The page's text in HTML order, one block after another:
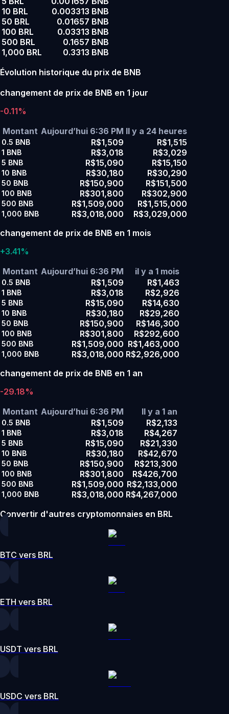
10 BRL
0.003313 BNB
50 BRL
0.01657 BNB
100 BRL
0.03313 BNB
500 BRL
0.1657 BNB
1,000 BRL
0.3313 BNB
Évolution historique du prix de BNB
changement de prix de BNB en 1 jour
-0.11%
Montant Aujourd’hui 6:36 PM Il y a 24 heures
0.5 BNB R$1,509 R$1,515
1 BNB R$3,018 R$3,029
5 BNB R$15,090 R$15,150
10 BNB R$30,180 R$30,290
50 BNB R$150,900 R$151,500
100 BNB R$301,800 R$302,900
500 BNB R$1,509,000 R$1,515,000
1,000 BNB R$3,018,000
R$3,029,000
changement de prix de BNB en 1 mois
+3.41%
Montant Aujourd’hui 6:36 PM il y a 1 mois
0.5 BNB R$1,509 R$1,463
1 BNB R$3,018 R$2,926
5 BNB R$15,090 R$14,630
10 BNB R$30,180 R$29,260
50 BNB R$150,900 R$146,300
100 BNB R$301,800 R$292,600
500 BNB R$1,509,000 R$1,463,000
1,000 BNB R$3,018,000 R$2,926,000
changement de prix de BNB en 1 an
-29.18%
Montant Aujourd’hui 6:36 PM Il y a 1 an
0.5 BNB R$1,509 R$2,133
1 BNB R$3,018 R$4,267
5 BNB R$15,090 R$21,330
10 BNB R$30,180 R$42,670
50 BNB R$150,900 R$213,300
100 BNB R$301,800 R$426,700
500 BNB R$1,509,000 R$2,133,000
1,000 BNB R$3,018,000 R$4,267,000
Convertir d'autres cryptomonnaies en BRL
BTC vers BRL
ETH vers BRL
USDT vers BRL
USDC vers BRL